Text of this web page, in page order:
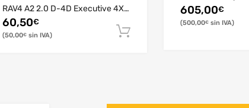
RAV4 A2 2.0 D-4D Executive 4X4
(2003-)
60,50€
50,00€
605,00€
500,00€